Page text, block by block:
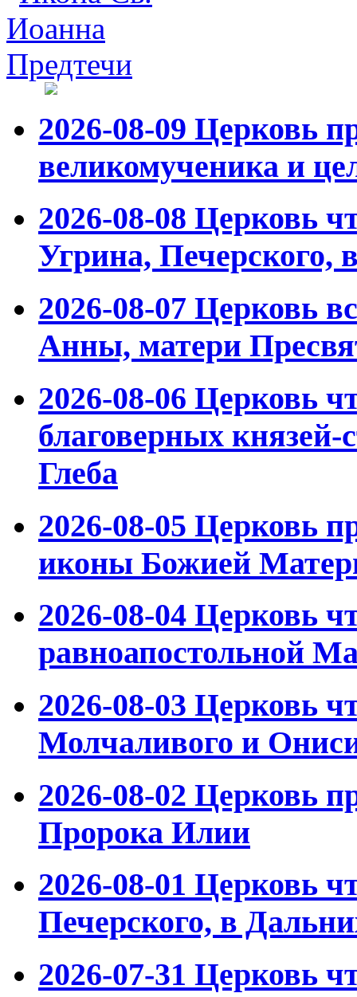
2026-08-09 Церковь
великомученика и
2026-08-08 Церковь
Угрина, Печерского,
2026-08-07 Церковь
Анны, матери
2026-08-06 Церковь
благоверных князей-
Глеба
2026-08-05 Церковь
иконы Божией
2026-08-04 Церковь
равноапостольной
2026-08-03 Церковь
Молчаливого и
2026-08-02 Церковь
Пророка Илии
2026-08-01 Церковь
Печерского, в
2026-07-31 Церковь